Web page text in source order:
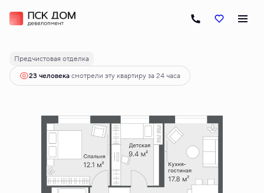
2-комнатная52.5 м 9 030 000 руб.
Ипотекаот 45 896 руб.
Предчистовая отделка
23 человекaсмотрели эту квартиру за 24 часа